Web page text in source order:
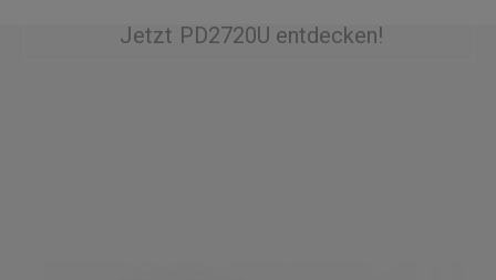
Jetzt PD2720U entdecken!